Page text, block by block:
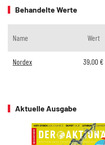
Behandelte Werte
Name Wert
Nordex 39,00 €
Aktuelle Ausgabe